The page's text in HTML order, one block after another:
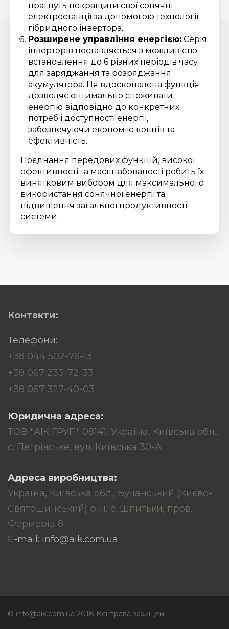
прагнуть покращити свої сонячні
електростанції за допомогою технології
гібридного інвертора.
Розширене управління енергією: Серія
інверторів поставляється з можливістю
встановлення до 6 різних періодів часу
для заряджання та розряджання
акумулятора. Ця вдосконалена функція
дозволяє оптимально споживати
енергію відповідно до конкретних
потреб і доступності енергії,
забезпечуючи економію коштів та
ефективність.
Поєднання передових функцій, високої
ефективності та масштабованості робить їх
винятковим вибором для максимального
використання сонячної енергії та
підвищення загальної продуктивності
системи.
Контакти:
Телефони:
+38 044 502-76-13
+38 067 233-72-33
+38 067 327-40-03
Юридична адреса:
ТОВ "АІК ГРУП" 08141, Україна, Київська обл.,
с. Петрівське, вул. Київська 30-А
Адреса виробництва:
Україна, Київська обл., Бучанський (Києво-
Святошинський) р-н, с. Шпитьки, пров.
Фермерів 8.
E-mail: info@aik.com.ua
© info@aik.com.ua 2018 Всі права захищені